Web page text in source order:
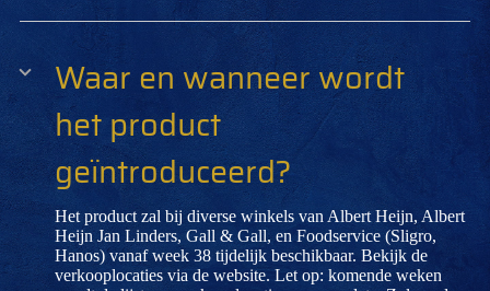
Waar en wanneer wordt
het product
geïntroduceerd?
Het product zal bij diverse winkels van Albert Heijn, Albert
Heijn Jan Linders, Gall & Gall, en Foodservice (Sligro,
Hanos) vanaf week 38 tijdelijk beschikbaar. Bekijk de
verkooplocaties via de website. Let op: komende weken